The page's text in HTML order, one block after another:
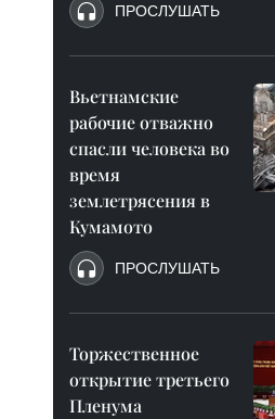
ПРОСЛУШАТЬ
Вьетнамские
рабочие отважно
спасли человека во
время
землетрясения в
Кумамото
ПРОСЛУШАТЬ
Торжественное
открытие третьего
Пленума